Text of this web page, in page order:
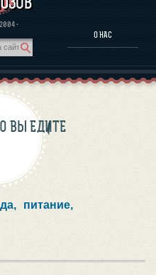
·
О НАС
ВЫ ЕДИТЕ
питание,